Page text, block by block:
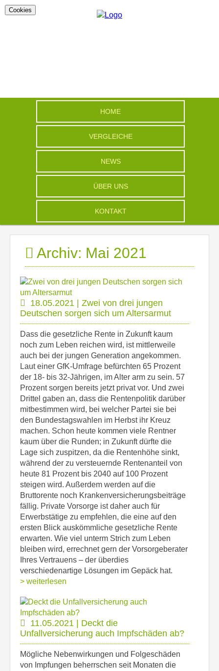
HOME
VERGLEICHE
NEWS
ÜBER UNS
KONTAKT
Archiv: Mai 2021
18.05.2021 | Zwei von drei jungen
Deutschen sorgen sich um Altersarmut
Dass die gesetzliche Rente in Zukunft kaum
noch zum Leben reichen wird, ist mittlerweile
auch bei der jungen Generation angekommen.
Laut einer GfK-Umfrage befürchten 65 Prozent
der 18- bis 32-Jährigen, im Alter arm zu sein. 57
Prozent sorgen bereits jetzt privat vor. Und zwei
Drittel gaben an, dass die Rentenpolitik darüber
mitbestimmen wird, bei welcher Partei sie bei
den Bundestagswahlen im Herbst ihr Kreuz
machen. Schon heute kommen viele Rentner
kaum über die Runden; in Zukunft dürfte die
Lage sich zuspitzen, da die Rentenhöhe sinkt,
während der zu versteuernde Rentenanteil von
heute 81 Prozent bis 2040 auf 100 Prozent
steigen wird. Außerdem werden auf die
Bruttorente noch Krankenversicherungsbeiträge
fällig. Private Vorsorge ist daher auch für
Erwerbstätige zu empfehlen, die eine auf den
ersten Blick auskömmliche gesetzliche Rente
erwarten. Wie viel unterm Strich zum Leben
bleiben wird, errechnet gern der Vorsorgeberater
Ihres Vertrauens – der überdies
verschiedenartige Lösungen im Gepäck hat.
> weiterlesen
11.05.2021 | Deckt die
Unfallversicherung auch Impfschäden ab?
Mögliche Nebenwirkungen und Folgeschäden
von Impfungen beherrschen seit Monaten die
Cookies